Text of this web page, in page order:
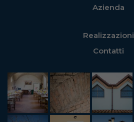
Azienda
Realizzazioni
Contatti